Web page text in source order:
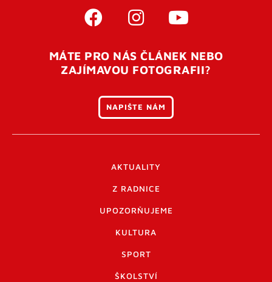
MÁTE PRO NÁS ČLÁNEK NEBO
ZAJÍMAVOU FOTOGRAFII?
NAPIŠTE NÁM
AKTUALITY
Z RADNICE
UPOZORŇUJEME
KULTURA
SPORT
ŠKOLSTVÍ